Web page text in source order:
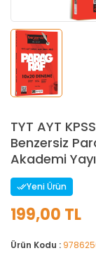
TYT AYT
Benzersiz
Akademi
Yeni Ürün
199,00 TL
Ürün Kodu :